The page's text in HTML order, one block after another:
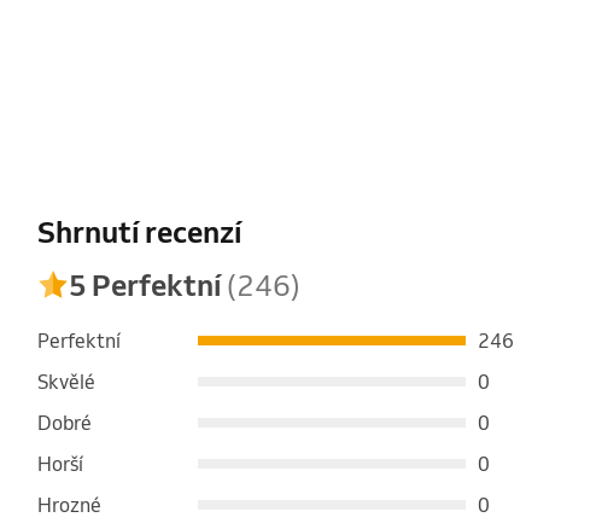
Shrnutí recenzí
5 Perfektní(246)
Perfektní
246
Skvělé
0
Dobré
0
Horší
0
Hrozné
0